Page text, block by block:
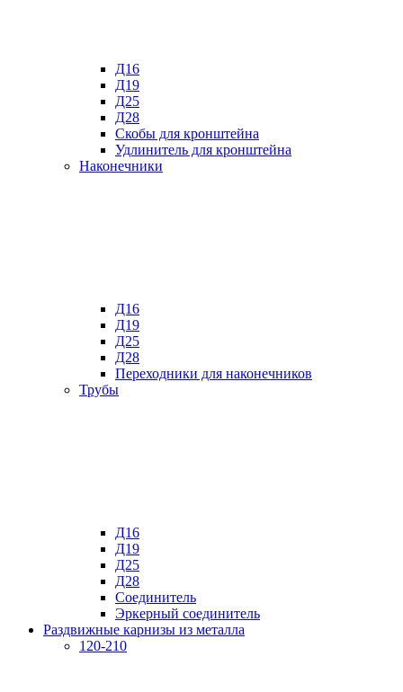
Д16
Д19
Д25
Д28
Скобы для кронштейна
Удлинитель для кронштейна
Наконечники
Д16
Д19
Д25
Д28
Переходники для наконечников
Трубы
Д16
Д19
Д25
Д28
Соединитель
Эркерный соединитель
Раздвижные карнизы из металла
120-210